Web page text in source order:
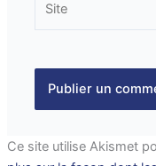
Ce site utilise Akismet